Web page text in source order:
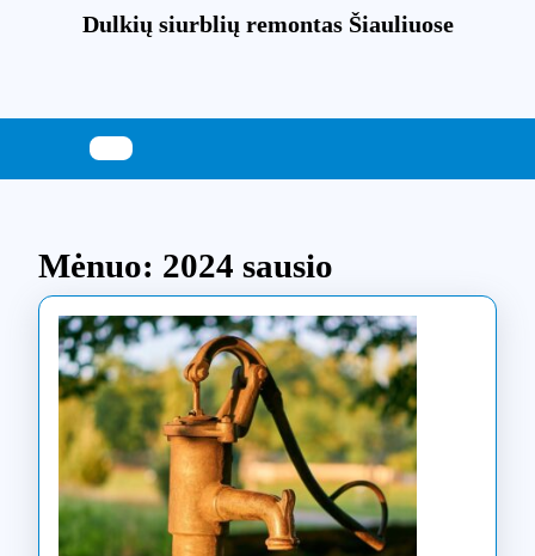
Dulkių siurblių remontas Šiauliuose
Mėnuo: 2024 sausio